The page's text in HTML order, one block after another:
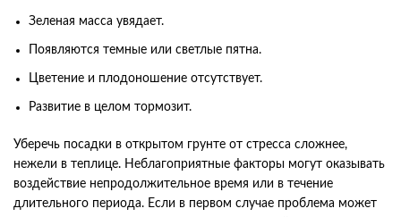
Зеленая масса увядает.
Появляются темные или светлые пятна.
Цветение и плодоношение отсутствует.
Развитие в целом тормозит.
Уберечь посадки в открытом грунте от стресса сложнее,
нежели в теплице. Неблагоприятные факторы могут оказывать
воздействие непродолжительное время или в течение
длительного периода. Если в первом случае проблема может